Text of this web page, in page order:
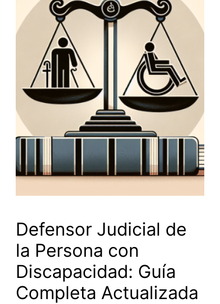
Defensor Judicial de
la Persona con
Discapacidad: Guía
Completa Actualizada